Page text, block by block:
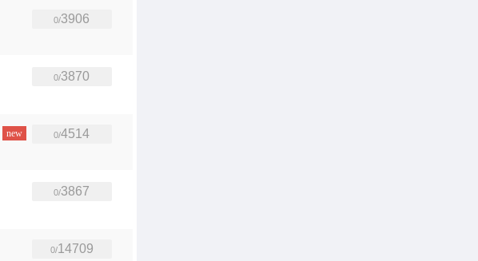
0/3906
0/3870
new 0/4514
0/3867
0/14709